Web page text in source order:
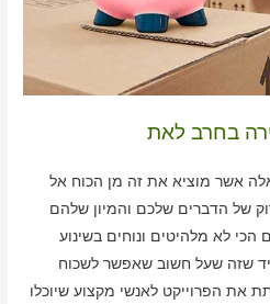
בחרב לאת
אשר מוציא את זה מן הכוח אל
של הדברים שלכם והמיון שלהם
לא מלהיטים ונוחים בשינוע
שזה שעל חשוב שאפשר לשכוח
את הפרוייקט לאנשי מקצוע שיוכלו